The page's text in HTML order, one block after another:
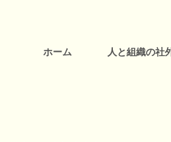
ホーム 人と組織の社